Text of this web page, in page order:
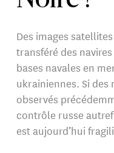
Des images
transféré des
bases navales en
ukrainiennes. Si
observés
contrôle russe
est aujourd’hui